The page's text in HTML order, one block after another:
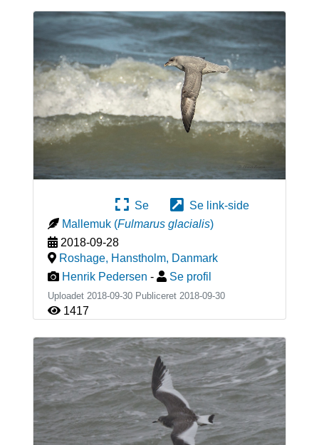
Se
Se link-side
Mallemuk (Fulmarus glacialis)
2018-09-28
Roshage, Hanstholm, Danmark
Henrik Pedersen - Se profil
Uploadet 2018-09-30 Publiceret 2018-09-30
1417